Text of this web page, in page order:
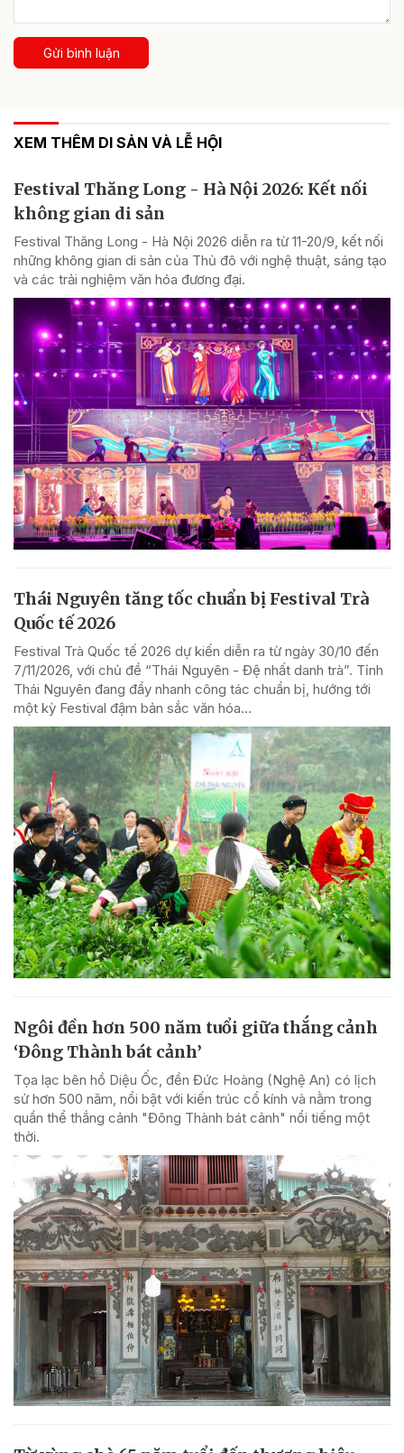
Gửi bình luận
XEM THÊM DI SẢN VÀ LỄ HỘI
Festival Thăng Long - Hà Nội 2026: Kết nối
không gian di sản
Festival Thăng Long - Hà Nội 2026 diễn ra từ 11-20/9, kết nối
những không gian di sản của Thủ đô với nghệ thuật, sáng tạo
và các trải nghiệm văn hóa đương đại.
Thái Nguyên tăng tốc chuẩn bị Festival Trà
Quốc tế 2026
Festival Trà Quốc tế 2026 dự kiến diễn ra từ ngày 30/10 đến
7/11/2026, với chủ đề “Thái Nguyên - Đệ nhất danh trà”. Tỉnh
Thái Nguyên đang đẩy nhanh công tác chuẩn bị, hướng tới
một kỳ Festival đậm bản sắc văn hóa...
Ngôi đền hơn 500 năm tuổi giữa thắng cảnh
‘Đông Thành bát cảnh’
Tọa lạc bên hồ Diệu Ốc, đền Đức Hoàng (Nghệ An) có lịch
sử hơn 500 năm, nổi bật với kiến trúc cổ kính và nằm trong
quần thể thắng cảnh "Đông Thành bát cảnh" nổi tiếng một
thời.